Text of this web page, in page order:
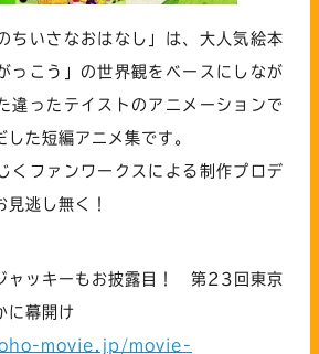
ちいさなおはなし」は、大人気絵本
っこう」の世界観をベースにしなが
違ったテイストのアニメーションで
た短編アニメ集です。
くファンワークスによる制作プロデ
見逃し無く！
ャッキーもお披露目！ 第23回東京
に幕開け
movie.jp/movie-